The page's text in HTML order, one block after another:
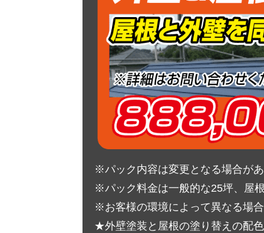
※パック内容は変更となる場合が
※パック料金は一般的な25坪、屋
※お客様の環境によって異なる場
★外壁塗装と屋根の塗り替えの配